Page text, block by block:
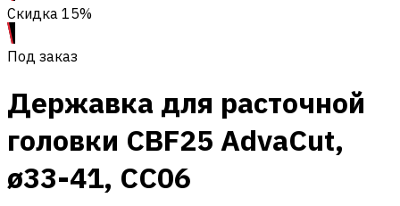
Скидка 15%
Под заказ
Державка для расточной
головки CBF25 AdvaCut,
ø33-41, CC06